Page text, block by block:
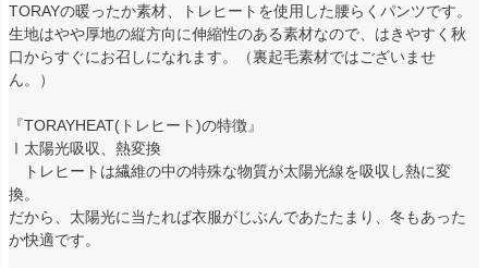
TORAYの暖ったか素材、トレヒートを使用した腰らくパンツです。
生地はやや厚地の縦方向に伸縮性のある素材なので、はきやすく秋
口からすぐにお召しになれます。（裏起毛素材ではございませ
ん。）
『TORAYHEAT(トレヒート)の特徴』
Ⅰ太陽光吸収、熱変換
トレヒートは繊維の中の特殊な物質が太陽光線を吸収し熱に変
換。
だから、太陽光に当たれば衣服がじぶんであたたまり、冬もあった
か快適です。